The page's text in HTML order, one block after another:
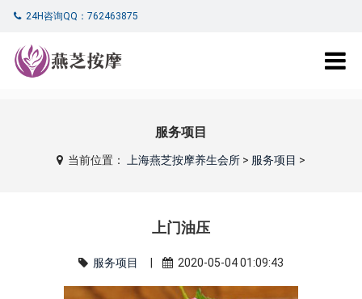
24H咨询QQ：762463875
服务项目
当前位置： 上海燕芝按摩养生会所> 服务项目 >
上门油压
服务项目 2020-05-04 01:09:43